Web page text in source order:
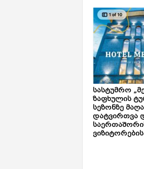
სასტუმრო
ზაფხულის
სეზონზე
დატვირთვა